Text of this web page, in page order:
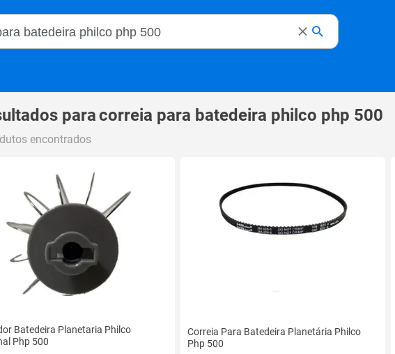
paracorreia para batedeira philco php 500
encontrados
Batedeira Planetaria Philco
Php 500
Correia Para Batedeira Planetária Philco
Php 500